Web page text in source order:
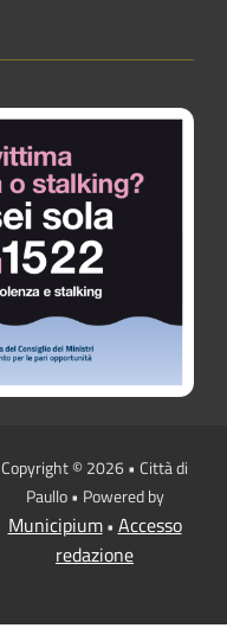
Copyright © 2026 • Città di
Paullo • Powered by
Municipium• Accesso
redazione